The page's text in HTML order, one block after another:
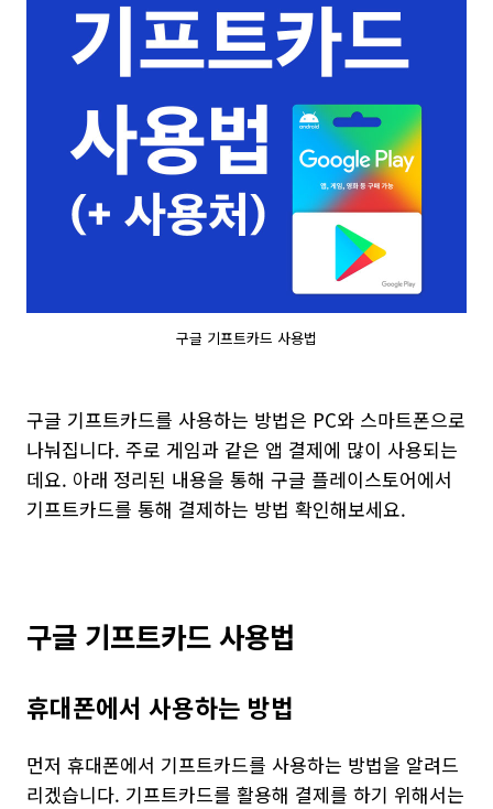
구글 기프트카드 사용법
구글 기프트카드를 사용하는 방법은 PC와 스마트폰으로
나눠집니다. 주로 게임과 같은 앱 결제에 많이 사용되는
데요. 아래 정리된 내용을 통해 구글 플레이스토어에서
기프트카드를 통해 결제하는 방법 확인해보세요.
구글 기프트카드 사용법
휴대폰에서 사용하는 방법
먼저 휴대폰에서 기프트카드를 사용하는 방법을 알려드
리겠습니다. 기프트카드를 활용해 결제를 하기 위해서는